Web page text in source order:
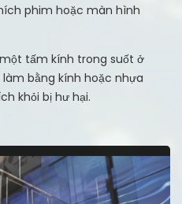
phim hoặc màn hình
tấm kính trong suốt ở
bằng kính hoặc nhựa
khỏi bị hư hại.